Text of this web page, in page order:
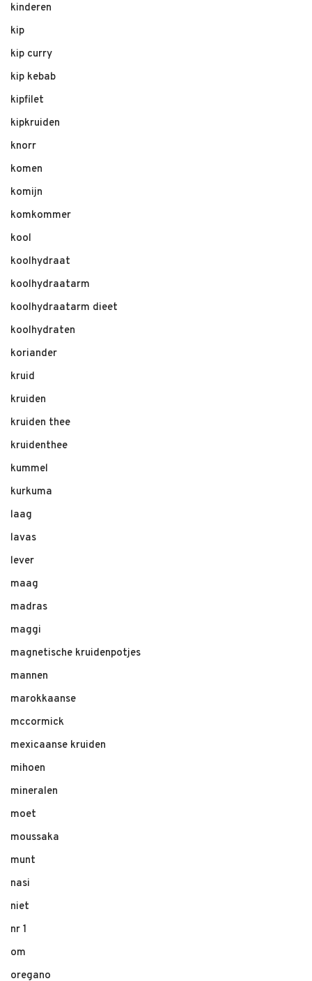
kinderen
kip
kip curry
kip kebab
kipfilet
kipkruiden
knorr
komen
komijn
komkommer
kool
koolhydraat
koolhydraatarm
koolhydraatarm dieet
koolhydraten
koriander
kruid
kruiden
kruiden thee
kruidenthee
kummel
kurkuma
laag
lavas
lever
maag
madras
maggi
magnetische kruidenpotjes
mannen
marokkaanse
mccormick
mexicaanse kruiden
mihoen
mineralen
moet
moussaka
munt
nasi
niet
nr 1
om
oregano